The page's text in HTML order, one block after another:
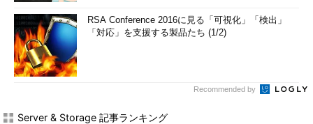
RSA Conference 2016に見る「可視化」「検出」
「対応」を支援する製品たち (1/2)
Recommended by
Server & Storage 記事ランキング